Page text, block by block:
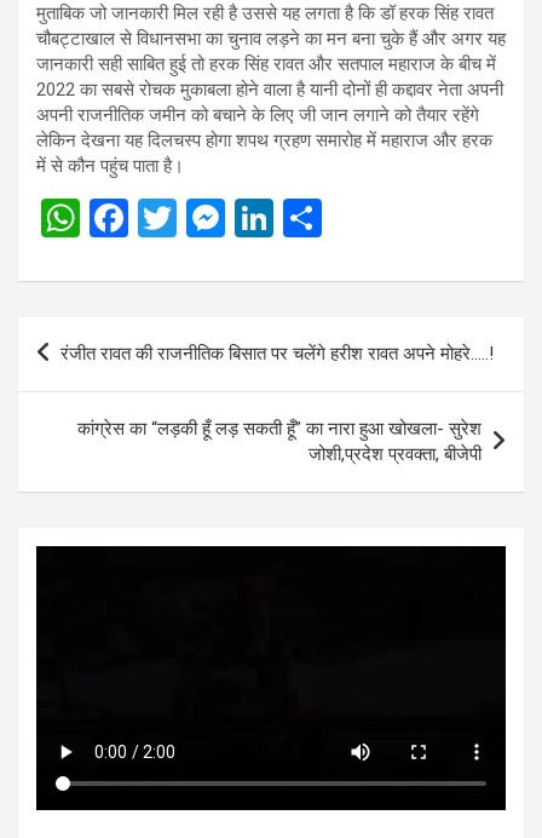
मुताबिक जो जानकारी मिल रही है उससे यह लगता है कि डॉ हरक सिंह रावत
चौबट्टाखाल से विधानसभा का चुनाव लड़ने का मन बना चुके हैं और अगर यह
जानकारी सही साबित हुई तो हरक सिंह रावत और सतपाल महाराज के बीच में
2022 का सबसे रोचक मुकाबला होने वाला है यानी दोनों ही कद्दावर नेता अपनी
अपनी राजनीतिक जमीन को बचाने के लिए जी जान लगाने को तैयार रहेंगे
लेकिन देखना यह दिलचस्प होगा शपथ ग्रहण समारोह में महाराज और हरक
में से कौन पहुंच पाता है।
W
at
s
A
p
p
F
ce
b
o
o
k
T
tt
er
M
se
n
g
er
Li
ke
n
ar
e
Post
रंजीत रावत की राजनीतिक बिसात पर चलेंगे हरीश रावत अपने मोहरे…..!
कांग्रेस का “लड़की हूँ लड़ सकती हूँ” का नारा हुआ खोखला- सुरेश
जोशी,प्रदेश प्रवक्ता, बीजेपी